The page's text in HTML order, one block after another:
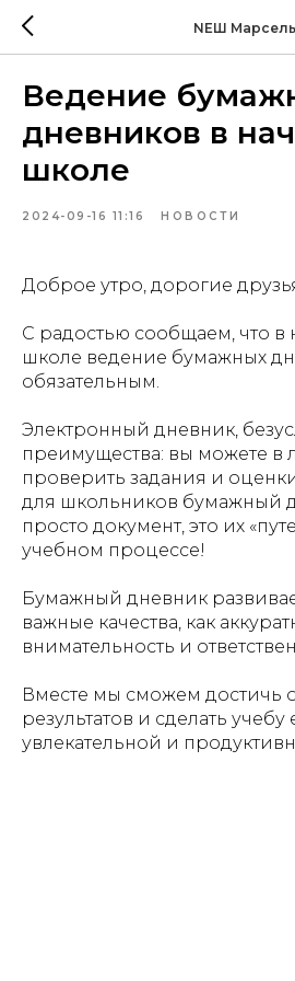
NEШ Марсель
Ведение
дневников в
школе
2024-09-16 11:16 НОВОСТИ
Доброе утро, дорогие
С радостью сообщаем, что в
школе ведение бумажных
обязательным.
Электронный дневник,
преимущества: вы можете в
проверить задания и
для школьников бумажный
просто документ, это их
учебном процессе!
Бумажный дневник
важные качества, как
внимательность и
Вместе мы сможем достичь
результатов и сделать
увлекательной и